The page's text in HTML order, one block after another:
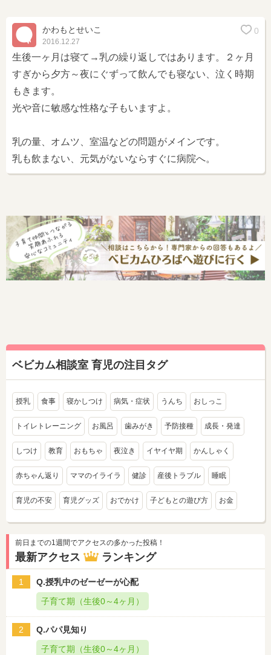
かわもとせいこ
2016.12.27
0
生後一ヶ月は寝て→乳の繰り返しではあります。２ヶ月
すぎから夕方～夜にぐずって飲んでも寝ない、泣く時期
もきます。
光や音に敏感な性格な子もいますよ。
乳の量、オムツ、室温などの問題がメインです。
乳も飲まない、元気がないならすぐに病院へ。
ベビカム相談室 育児の注目タグ
授乳 食事 寝かしつけ 病気・症状 うんち おしっこ
トイレトレーニング お風呂 歯みがき 予防接種 成長・発達
しつけ 教育 おもちゃ 夜泣き イヤイヤ期 かんしゃく
赤ちゃん返り ママのイライラ 健診 産後トラブル 睡眠
育児の不安 育児グッズ おでかけ 子どもとの遊び方 お金
前日までの1週間でアクセスの多かった投稿！
最新アクセス ランキング
1
Q.授乳中のゼーゼーが心配
子育て期（生後0～4ヶ月）
2
Q.パパ見知り
子育て期（生後0～4ヶ月）